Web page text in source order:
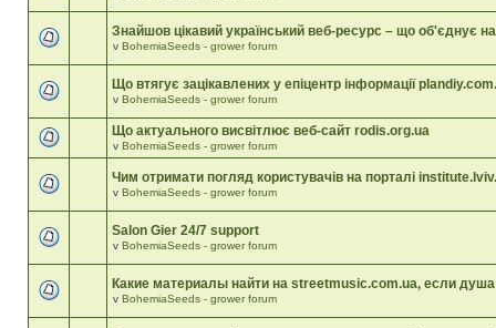
Знайшов цікавий український веб-ресурс – що об'єднує
v BohemiaSeeds - grower forum
Що втягує зацікавлених у епіцентр інформації
v BohemiaSeeds - grower forum
Що актуального висвітлює веб-сайт rodis.org.ua
v BohemiaSeeds - grower forum
Чим отримати погляд користувачів на порталі
v BohemiaSeeds - grower forum
Salon Gier 24/7 support
v BohemiaSeeds - grower forum
Какие материалы найти на streetmusic.com.ua, если
v BohemiaSeeds - grower forum